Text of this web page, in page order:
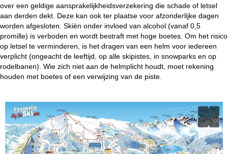
over een geldige aansprakelijkheidsverzekering die schade of letsel
aan derden dekt. Deze kan ook ter plaatse voor afzonderlijke dagen
worden afgesloten. Skiën onder invloed van alcohol (vanaf 0,5
promille) is verboden en wordt bestraft met hoge boetes. Om het risico
op letsel te verminderen, is het dragen van een helm voor iedereen
verplicht (ongeacht de leeftijd, op alle skipistes, in snowparks en op
rodelbanen). Wie zich niet aan de helmplicht houdt, moet rekening
houden met boetes of een verwijzing van de piste.